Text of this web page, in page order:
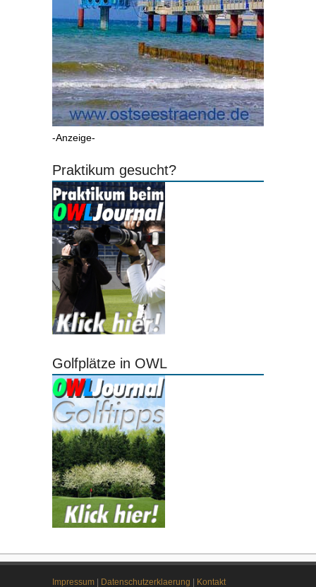
-Anzeige-
Praktikum gesucht?
Golfplätze in OWL
Impressum Datenschutzerklaerung Kontakt